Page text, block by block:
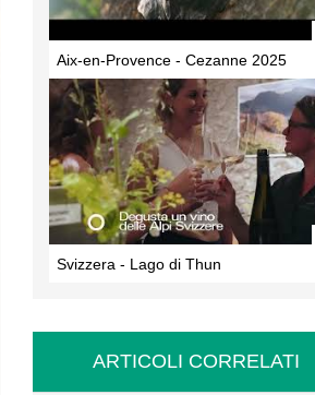
Aix-en-Provence - Cezanne 2025
Svizzera - Lago di Thun
ARTICOLI CORRELATI